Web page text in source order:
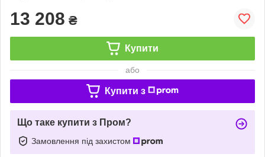
13 208 ₴
Купити
або
Купити з
Що таке купити з Пром?
Замовлення під захистом